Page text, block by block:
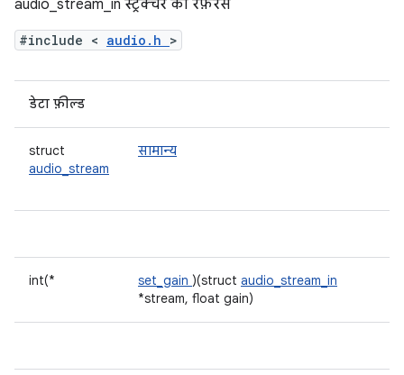
audio_stream_in स्ट्रक्चर का रेफ़रंस
#include < audio.h >
डेटा फ़ील्ड
struct
audio_stream
सामान्य
int(* set_gain )(struct audio_stream_in
*stream, float gain)